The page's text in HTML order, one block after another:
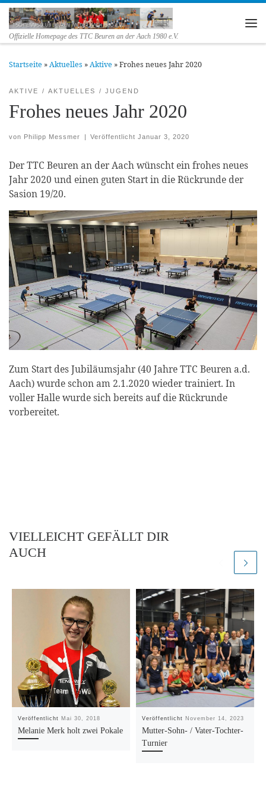
Zum Inhalt springen
Offizielle Homepage des TTC Beuren an der Aach 1980 e.V.
Startseite »Aktuelles »Aktive »Frohes neues Jahr 2020
AKTIVE AKTUELLES JUGEND
Frohes neues Jahr 2020
von Philipp Messmer VeröffentlichtJanuar 3, 2020
Der TTC Beuren an der Aach wünscht ein frohes neues
Jahr 2020 und einen guten Start in die Rückrunde der
Sasion 19/20.
Zum Start des Jubiläumsjahr (40 Jahre TTC Beuren a.d.
Aach) wurde schon am 2.1.2020 wieder trainiert. In
voller Halle wurde sich bereits auf die Rückrunde
vorbereitet.
VIELLEICHT GEFÄLLT DIR
AUCH
Veröffentlicht Mai 30, 2018
Melanie Merk holt zwei Pokale
Veröffentlicht November 14, 2023
Mutter-Sohn- / Vater-Tochter-
Turnier